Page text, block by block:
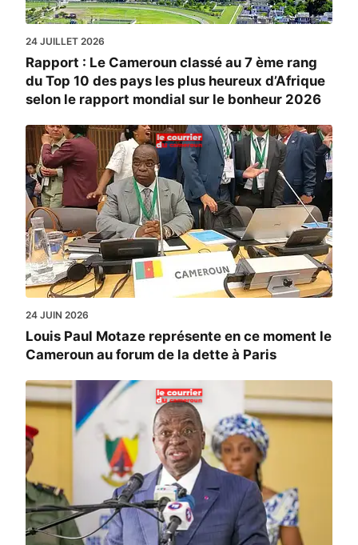
24 JUILLET 2026
Rapport : Le Cameroun classé au 7 ème rang
du Top 10 des pays les plus heureux d’Afrique
selon le rapport mondial sur le bonheur 2026
24 JUIN 2026
Louis Paul Motaze représente en ce moment le
Cameroun au forum de la dette à Paris